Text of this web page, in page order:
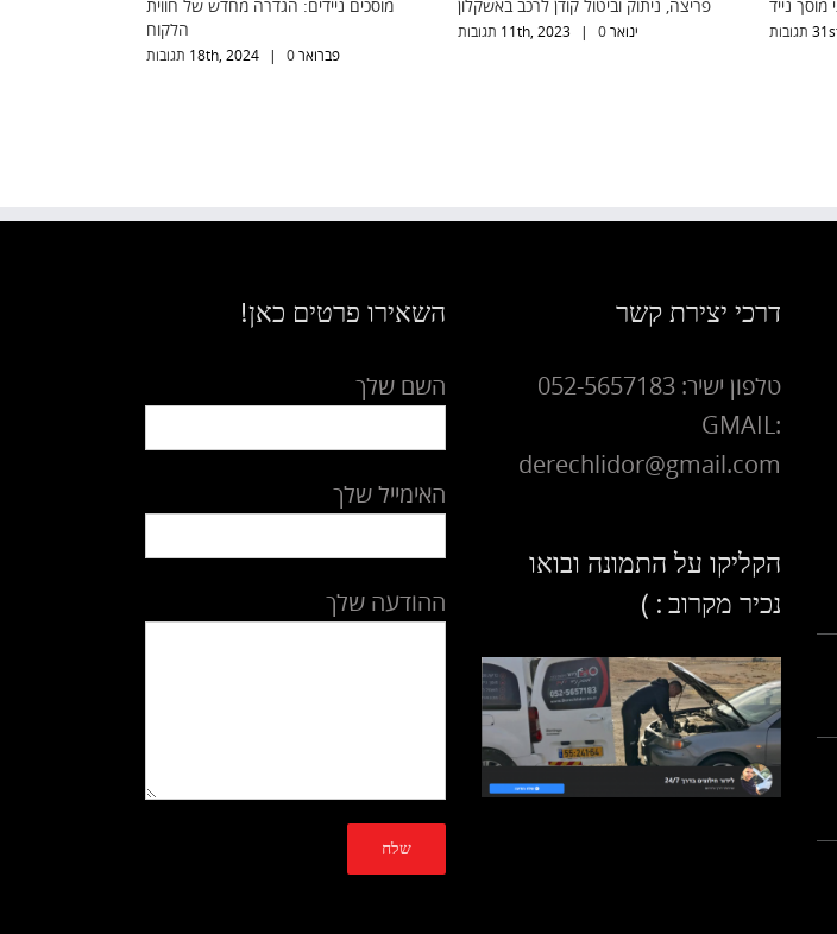
מוסכים ניידים: הגדרה מחדש של חווית
פברואר 18th, 20240 תגובות
פריצה, ניתוק וביטול קודן לרכב באשקלון
ינואר 11th, 20230 תגובות
שירותי מוסך נייד
יולי 31st, 20120 תגובות
דרכי יצירת קשר
טלפון ישיר: 052-5657183
GMAIL:
derechlidor@gmail.com
הקליקו על התמונה ובואו
נכיר מקרוב : )
השאירו פרטים כאן!
השם שלך
האימייל שלך
ההודעה שלך